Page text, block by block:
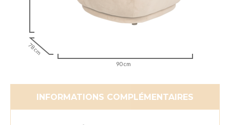
78 cm
90 cm
INFORMATIONS COMPLÉMENTAIRES